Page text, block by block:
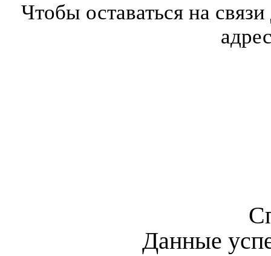
Чтобы оставаться на
Данные